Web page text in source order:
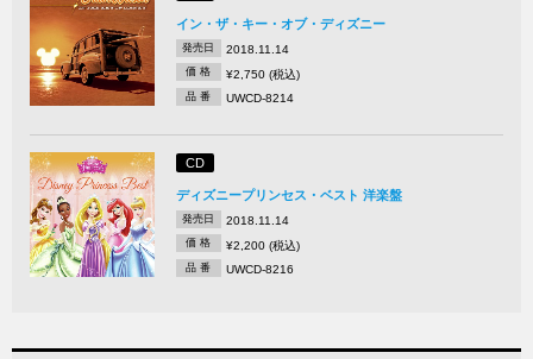
イン・ザ・キー・オブ・ディズニー
発売日 2018.11.14
価 格 ¥2,750 (税込)
品 番 UWCD-8214
CD
ディズニープリンセス・ベスト 洋楽盤
発売日 2018.11.14
価 格 ¥2,200 (税込)
品 番 UWCD-8216